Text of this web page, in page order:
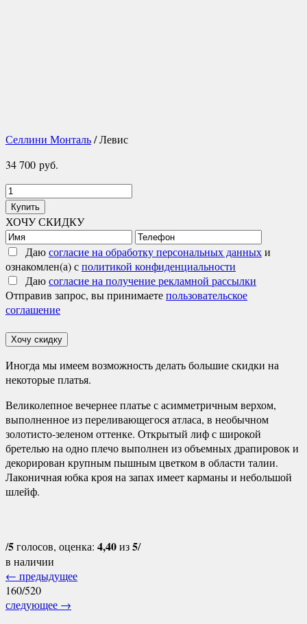
Селлини Монталь/ Левис
34 700 руб.
Количество
товара
Левис
Купить
ХОЧУ СКИДКУ
Даюсогласие на обработку персональных данныхи
ознакомлен(а) сполитикой конфиденциальности
Даюсогласие на получение рекламной рассылки
Отправив запрос, вы принимаетепользовательское
соглашение
Хочу скидку
Иногда мы имеем возможность делать большие скидки на
некоторые платья.
Великолепное вечернее платье с асимметричным верхом,
выполненное из переливающегося атласа, в необычном
золотисто-зеленом оттенке. Открытый лиф с широкой
бретелью на одно плечо выполнен из объемных драпировок и
декорирован крупным пышным цветком в области талии.
Лаконичная юбка кроя на запах имеет карманы и небольшой
шлейф.
/5голосов, оценка: 4,40из5/
в наличии
← предыдущее
160/520
следующее →